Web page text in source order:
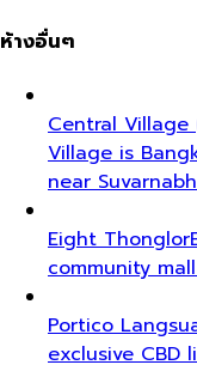
ห้างอื่นๆ
Central Village
Village is
near
Eight Thonglor
community
Portico
exclusive CBD